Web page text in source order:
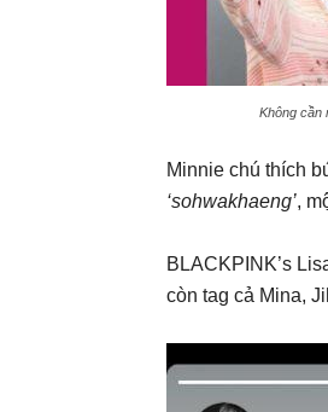
Không cần
Minnie chú thích
‘sohwakhaeng’,
BLACKPINK’s
còn tag cả Mina,